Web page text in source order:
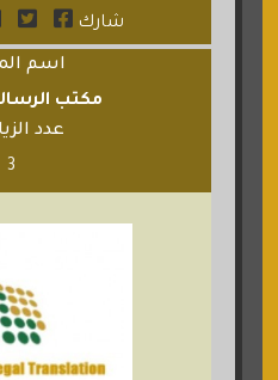
شارك
اسم
مكتب
عدد
3